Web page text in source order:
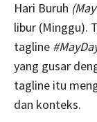
Hari Buruh
libur (Minggu).
tagline
yang gusar
tagline itu
dan konteks.